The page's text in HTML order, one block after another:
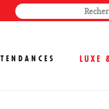
TENDANCES LUXE